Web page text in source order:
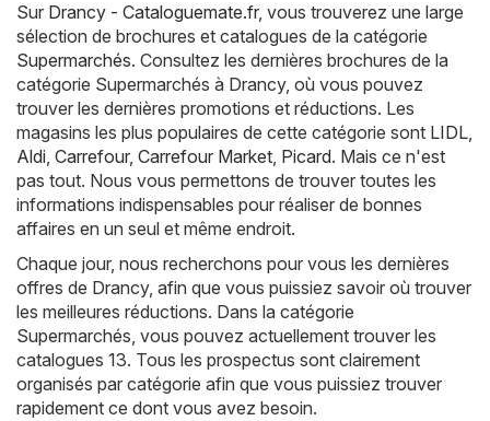
Sur Drancy - Cataloguemate.fr, vous trouverez une large
sélection de brochures et catalogues de la catégorie
Supermarchés. Consultez les dernières brochures de la
catégorie Supermarchés à Drancy, où vous pouvez
trouver les dernières promotions et réductions. Les
magasins les plus populaires de cette catégorie sont LIDL,
Aldi, Carrefour, Carrefour Market, Picard. Mais ce n'est
pas tout. Nous vous permettons de trouver toutes les
informations indispensables pour réaliser de bonnes
affaires en un seul et même endroit.
Chaque jour, nous recherchons pour vous les dernières
offres de Drancy, afin que vous puissiez savoir où trouver
les meilleures réductions. Dans la catégorie
Supermarchés, vous pouvez actuellement trouver les
catalogues 13. Tous les prospectus sont clairement
organisés par catégorie afin que vous puissiez trouver
rapidement ce dont vous avez besoin.